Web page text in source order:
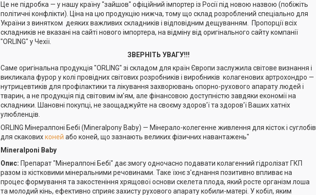
Це не підробка — у нашу країну "зайшов" офіційний імпортер із Росії під новою назвою (побіжіть
політичні конфлікти). Ціна на цю продукцію нижча, тому що склад розроблений спеціально для
України з винятком деяких важливих складників і відповідним дещуванням. Пропорції всіх
складників не вказані на сайті нового імпортера, на відміну від оригінального сайту компанії
"ORLING" у Чехії.
ЗВЕРНІТЬ УВАГУ!!!
Саме оригінальна продукція "ORLING" зі складом для країн Європи заслужила світове визнання і
викликала фурор у колі провідних світових розробників і виробників колагенових артрохондро —
нутрицевтиків для профілактики та лікування захворювань опорно-рухового апарату людей і
тварин, а не продукція під світовим ім'ям, але фінансовою доступністю завдяки економії на
складники. Шановні покупці, не заощаджуйте на своєму здоров'ї та здоров'ї Ваших хатніх
улюбленців.
ORLING Мінералпоні Бебі (Mineralpony Baby) — Мінерало-колегенне живлення для кісток і суглобів
для скаковихконей або коней, що зазнають великих фізичних навантажень"
Mineralponi Baby
Опис: Препарат "Мінералпоні Бебі" дає змогу одночасно подавати колагенний гідролізат ГКП
разом із кістковими мінеральними речовинами. Таке їхнє з'єднання позитивно впливає на
процес формування та закостеніння хрящової основи скелета плода, який росте організм лоша
та молодий кінь, ефективно сприяє захисту рухового апарату кобили-матері. У кобіл, яким